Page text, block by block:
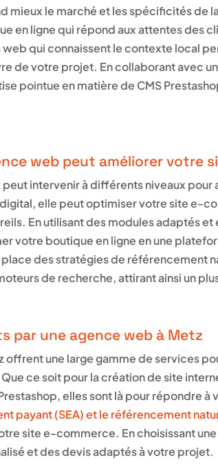
mieux le marché et les spécificités de
en ligne qui répond aux attentes des
qui connaissent le contexte local
de votre projet. En collaborant avec
pointue en matière de CMS
web peut améliorer votre
peut intervenir à différents niveaux
elle peut optimiser votre site e-
En utilisant des modules adaptés
votre boutique en ligne en une
des stratégies de référencement
de recherche, attirant ainsi un
par une agence web à Metz
offrent une large gamme de services
ce soit pour la création de site
elles sont là pour répondre
payant (SEA) et le référencement
site e-commerce. En choisissant
et des devis adaptés à votre projet.